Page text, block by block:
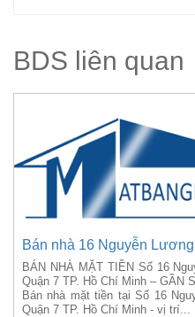
BDS liên quan
Bán nhà 16 Nguyễn
BÁN NHÀ MẶT TIỀN Số 16
Quận 7 TP. Hồ Chí Minh – GẦN
Bán nhà mặt tiền tại Số 16
Quận 7 TP. Hồ Chí Minh - vị trí...